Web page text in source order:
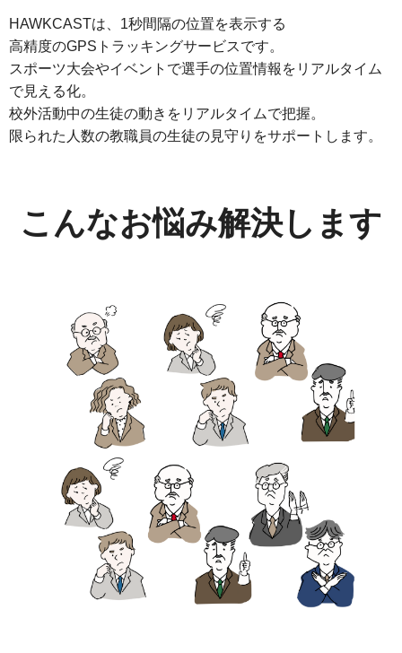
HAWKCASTは、1秒間隔の位置を表示する
高精度のGPSトラッキングサービスです。
スポーツ大会やイベントで選手の位置情報をリアルタイム
で見える化。
校外活動中の生徒の動きをリアルタイムで把握。
限られた人数の教職員の生徒の見守りをサポートします。
こんなお悩み解決します